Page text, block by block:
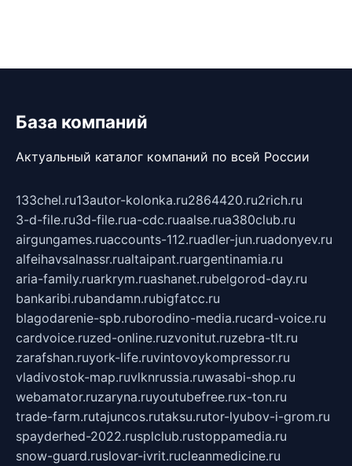
База компаний
Актуальный каталог компаний по всей России
133chel.ru13autor-kolonka.ru2864420.ru2rich.ru
3-d-file.ru3d-file.rua-cdc.ruaalse.rua380club.ru
airgungames.ruaccounts-112.ruadler-jun.ruadonyev.ru
alfeihavsalnassr.rualtaipant.ruargentinamia.ru
aria-family.ruarkrym.ruashanet.rubelgorod-day.ru
bankaribi.rubandamn.rubigfatcc.ru
blagodarenie-spb.ruborodino-media.rucard-voice.ru
cardvoice.ruzed-online.ruzvonitut.ruzebra-tlt.ru
zarafshan.ruyork-life.ruvintovoykompressor.ru
vladivostok-map.ruvlknrussia.ruwasabi-shop.ru
webamator.ruzaryna.ruyoutubefree.rux-ton.ru
trade-farm.rutajuncos.rutaksu.rutor-lyubov-i-grom.ru
spayderhed-2022.rusplclub.rustoppamedia.ru
snow-guard.ruslovar-ivrit.rucleanmedicine.ru